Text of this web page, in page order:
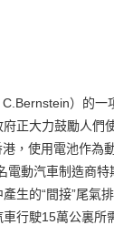
）的一
正大力鼓勵人們
，使用電池作為
電動汽車制造商特
生的“間接”尾氣
行駛15萬公裏所